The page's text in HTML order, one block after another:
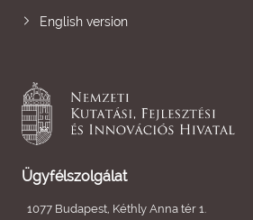
English version
Ügyfélszolgálat
1077 Budapest, Kéthly Anna tér 1.